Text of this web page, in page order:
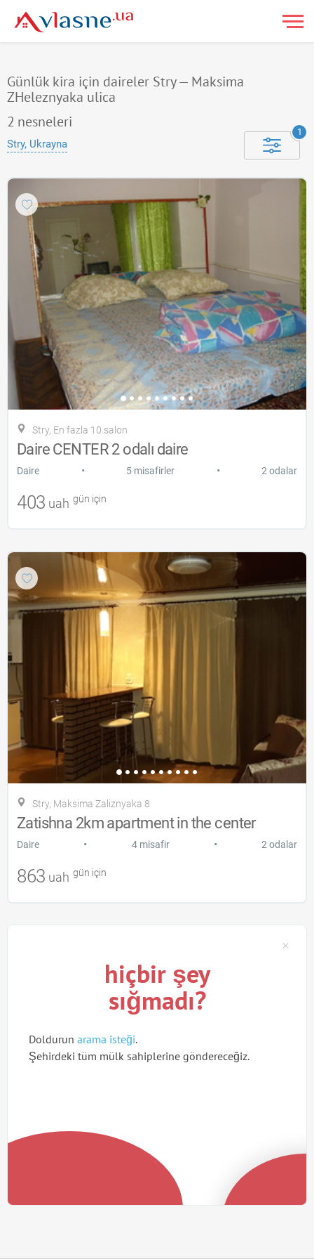
Günlük kira için daireler Stry — Maksima
ZHeleznyaka ulica
2 nesneleri
Stry, Ukrayna
1
Stry, En fazla 10 salon
Daire CENTER 2 odalı daire
Daire • 5 misafirler • 2 odalar
403 uah gün için
Stry, Maksima Zalіznyaka 8
Zatishna 2km apartment in the center
Daire • 4 misafir • 2 odalar
863 uah gün için
hiçbir şey
sığmadı?
Doldurun arama isteği.
Şehirdeki tüm mülk sahiplerine göndereceğiz.